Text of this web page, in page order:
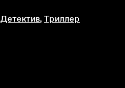
Детектив, Триллер